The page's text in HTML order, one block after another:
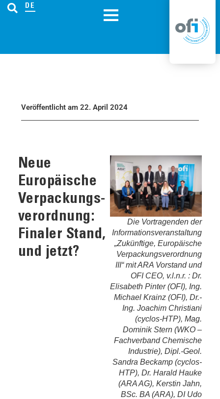
DE
Veröffentlicht am 22. April 2024
Neue
Europäische
Verpackungs­
verordnung:
Finaler Stand,
und jetzt?
Die Vortragenden der
Informationsveranstaltung
„Zukünftige, Europäische
Verpackungsverordnung
III“ mit ARA Vorstand und
OFI CEO, v.l.n.r. : Dr.
Elisabeth Pinter (OFI), Ing.
Michael Krainz (OFI), Dr.-
Ing. Joachim Christiani
(cyclos-HTP), Mag.
Dominik Stern (WKO –
Fachverband Chemische
Industrie), Dipl.-Geol.
Sandra Beckamp (cyclos-
HTP), Dr. Harald Hauke
(ARA AG), Kerstin Jahn,
BSc. BA (ARA), DI Udo